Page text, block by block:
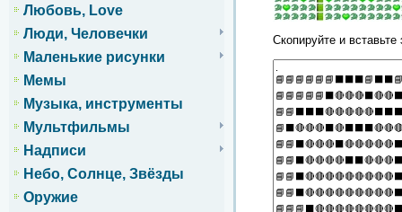
Любовь, Love
Люди, Человечки
Маленькие рисунки
Мемы
Музыка, инструменты
Мультфильмы
Надписи
Небо, Солнце, Звёзды
Оружие
Скопируйте и